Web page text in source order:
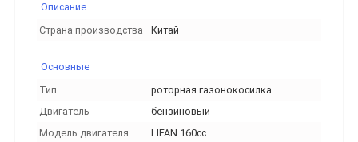
Описание
Страна производства
Китай
Основные
Тип
роторная газонокосилка
Двигатель
бензиновый
Модель двигателя
LIFAN 160cc